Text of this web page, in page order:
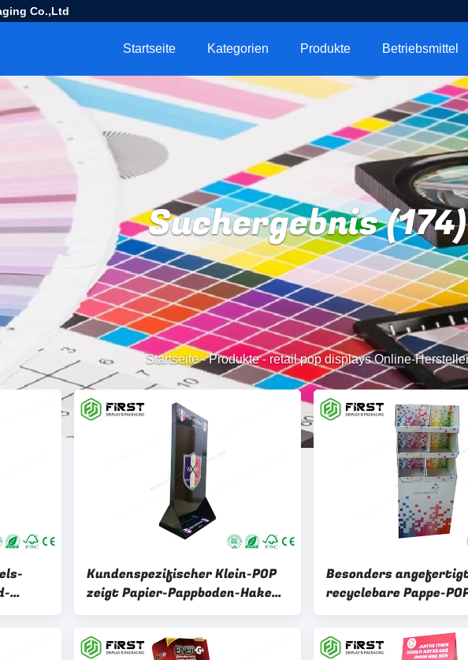
Co.,Ltd
Startseite Kategorien Produkte Betriebsmittel
Suchergebnis (174)
Startseite-Produkte-retail pop displays Online-
Kundenspezifischer Klein-POP
zeigt Papier-Pappboden-Haken-
Ausstellungsstand des
Offsetdruck-4C an
Besonders
recyclebare Pappe-
Anzeigen,
Anzeigen druckend für
Supermarkt